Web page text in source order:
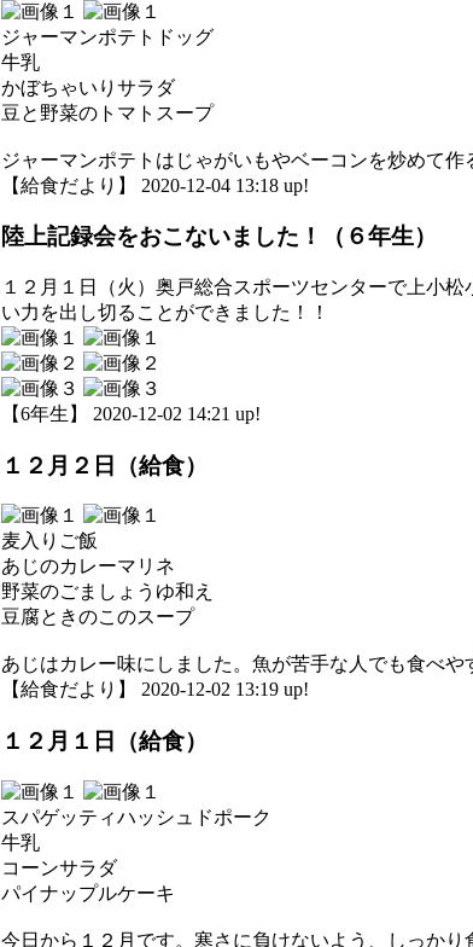
ジャーマンポテトドッグ
牛乳
かぼちゃいりサラダ
豆と野菜のトマトスープ
ジャーマンポテトはじゃがいもやベーコンを炒めて
【給食だより】 2020-12-04 13:18 up!
陸上記録会をおこないました！（６年生）
１２月１日（火）奥戸総合スポーツセンターで上小
い力を出し切ることができました！！
【6年生】 2020-12-02 14:21 up!
１２月２日（給食）
麦入りご飯
あじのカレーマリネ
野菜のごましょうゆ和え
豆腐ときのこのスープ
あじはカレー味にしました。魚が苦手な人でも食べや
【給食だより】 2020-12-02 13:19 up!
１２月１日（給食）
スパゲッティハッシュドポーク
牛乳
コーンサラダ
パイナップルケーキ
今日から１２月です。寒さに負けないよう、しっかり